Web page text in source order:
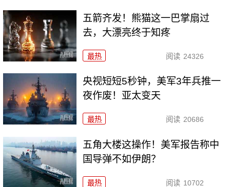
五箭齐发！熊猫这一巴掌扇过
去，大漂亮终于知疼
最热 阅读 24326
央视短短5秒钟，美军3年兵推一
夜作废！亚太变天
最热 阅读 20686
五角大楼这操作！美军报告称中
国导弹不如伊朗？
最热 阅读 10702